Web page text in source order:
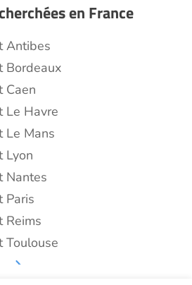
en France
Antibes
Bordeaux
Caen
Le Havre
Le Mans
Lyon
Nantes
Paris
Reims
Toulouse